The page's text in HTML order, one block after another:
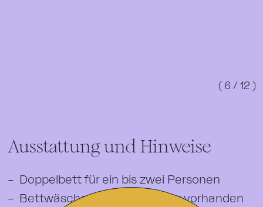
( 6 / 12 )
Ausstattung und Hinweise
Doppelbett für ein bis zwei Personen
Bettwäsche und Handtücher vorhanden